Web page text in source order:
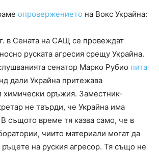
опровержението на Вокс Украйна:
в Сената на САЩ се провеждат
руската агресия срещу Украйна.
сенатор Марко Рубио пита
дали Украйна притежава
химически оръжия. Заместник-
не твърди, че Украйна има
същото време тя казва само, че в
чиито материали могат да
ръцете на руския агресор. Тя също не